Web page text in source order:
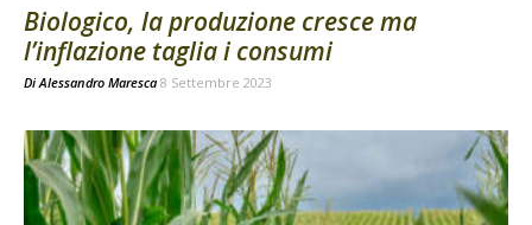
Biologico, la produzione cresce ma
l’inflazione taglia i consumi
Di Alessandro Maresca 8 Settembre 2023